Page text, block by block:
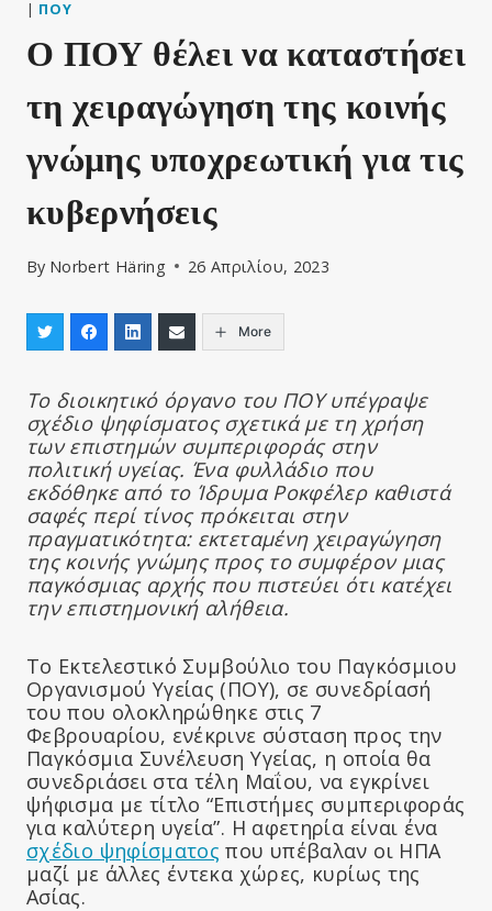
| ΠΟΥ
Ο ΠΟΥ θέλει να καταστήσει
τη χειραγώγηση της κοινής
γνώμης υποχρεωτική για τις
κυβερνήσεις
By Norbert Häring 26 Απριλίου, 2023
More
Το διοικητικό όργανο του ΠΟΥ υπέγραψε
σχέδιο ψηφίσματος σχετικά με τη χρήση
των επιστημών συμπεριφοράς στην
πολιτική υγείας. Ένα φυλλάδιο που
εκδόθηκε από το Ίδρυμα Ροκφέλερ καθιστά
σαφές περί τίνος πρόκειται στην
πραγματικότητα: εκτεταμένη χειραγώγηση
της κοινής γνώμης προς το συμφέρον μιας
παγκόσμιας αρχής που πιστεύει ότι κατέχει
την επιστημονική αλήθεια.
Το Εκτελεστικό Συμβούλιο του Παγκόσμιου
Οργανισμού Υγείας (ΠΟΥ), σε συνεδρίασή
του που ολοκληρώθηκε στις 7
Φεβρουαρίου, ενέκρινε σύσταση προς την
Παγκόσμια Συνέλευση Υγείας, η οποία θα
συνεδριάσει στα τέλη Μαΐου, να εγκρίνει
ψήφισμα με τίτλο “Επιστήμες συμπεριφοράς
για καλύτερη υγεία”. Η αφετηρία είναι ένα
σχέδιο ψηφίσματος που υπέβαλαν οι ΗΠΑ
μαζί με άλλες έντεκα χώρες, κυρίως της
Ασίας.